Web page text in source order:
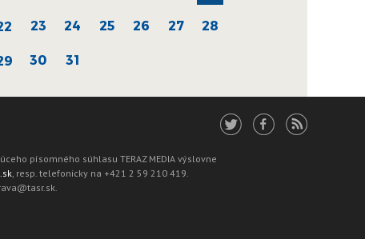
23 24 25 26 27 28
30 31
písomného súhlasu TERAZ MEDIA výslovne
, resp. telefonicky na +421 2 59 210 419.